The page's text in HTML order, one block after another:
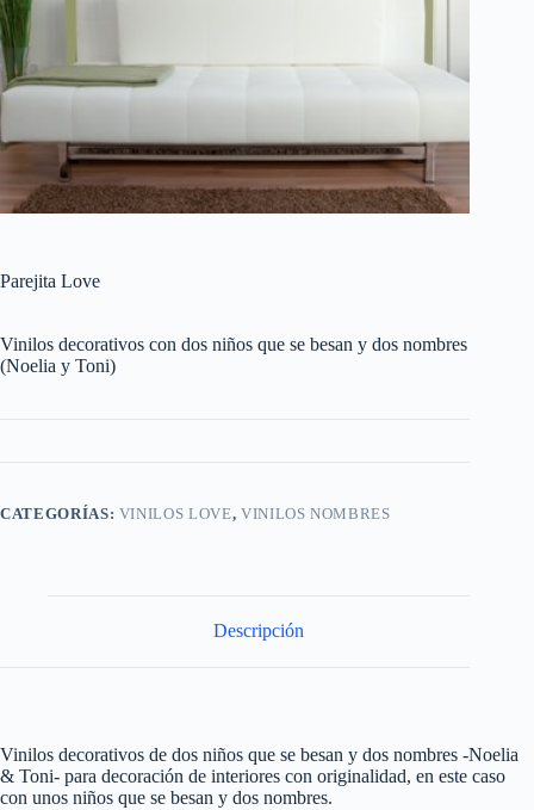
Parejita Love
Vinilos decorativos con dos niños que se besan y dos nombres
(Noelia y Toni)
CATEGORÍAS: VINILOS LOVE, VINILOS NOMBRES
Descripción
Vinilos decorativos de dos niños que se besan y dos nombres -Noelia
& Toni- para decoración de interiores con originalidad, en este caso
con unos niños que se besan y dos nombres.